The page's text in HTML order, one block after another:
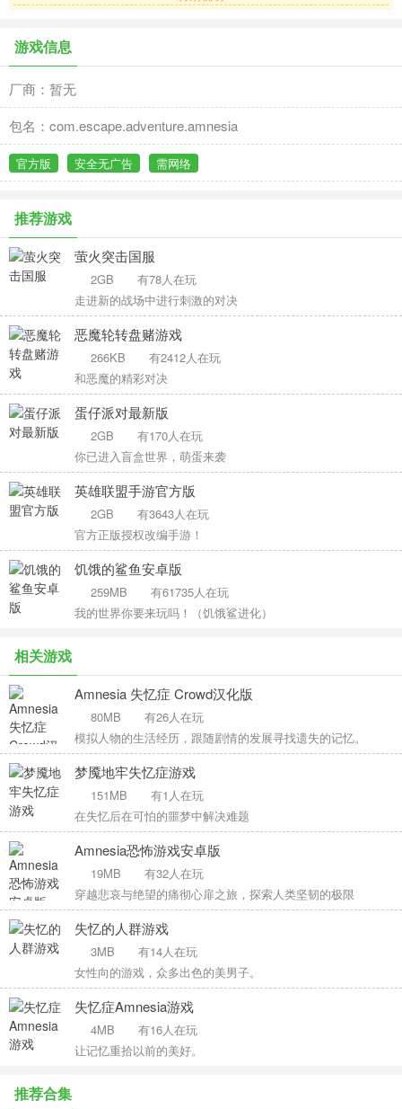
游戏信息
厂商：暂无
包名：com.escape.adventure.amnesia
官方版 安全无广告 需网络
推荐游戏
萤火突击国服
2GB
有78人在玩
走进新的战场中进行刺激的对决
恶魔轮转盘赌游戏
266KB
有2412人在玩
和恶魔的精彩对决
蛋仔派对最新版
2GB
有170人在玩
你已进入盲盒世界，萌蛋来袭
英雄联盟手游官方版
2GB
有3643人在玩
官方正版授权改编手游！
饥饿的鲨鱼安卓版
259MB
有61735人在玩
我的世界你要来玩吗！（饥饿鲨进化）
相关游戏
Amnesia 失忆症 Crowd汉化版
80MB
有26人在玩
模拟人物的生活经历，跟随剧情的发展寻找遗失的记忆。
梦魇地牢失忆症游戏
151MB
有1人在玩
在失忆后在可怕的噩梦中解决难题
Amnesia恐怖游戏安卓版
19MB
有32人在玩
穿越悲哀与绝望的痛彻心扉之旅，探索人类坚韧的极限
失忆的人群游戏
3MB
有14人在玩
女性向的游戏，众多出色的美男子。
失忆症Amnesia游戏
4MB
有16人在玩
让记忆重拾以前的美好。
推荐合集